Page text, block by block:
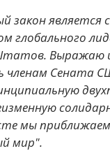
закон является
глобального
Выражаю
членам Сената
мы приближаем
мир".